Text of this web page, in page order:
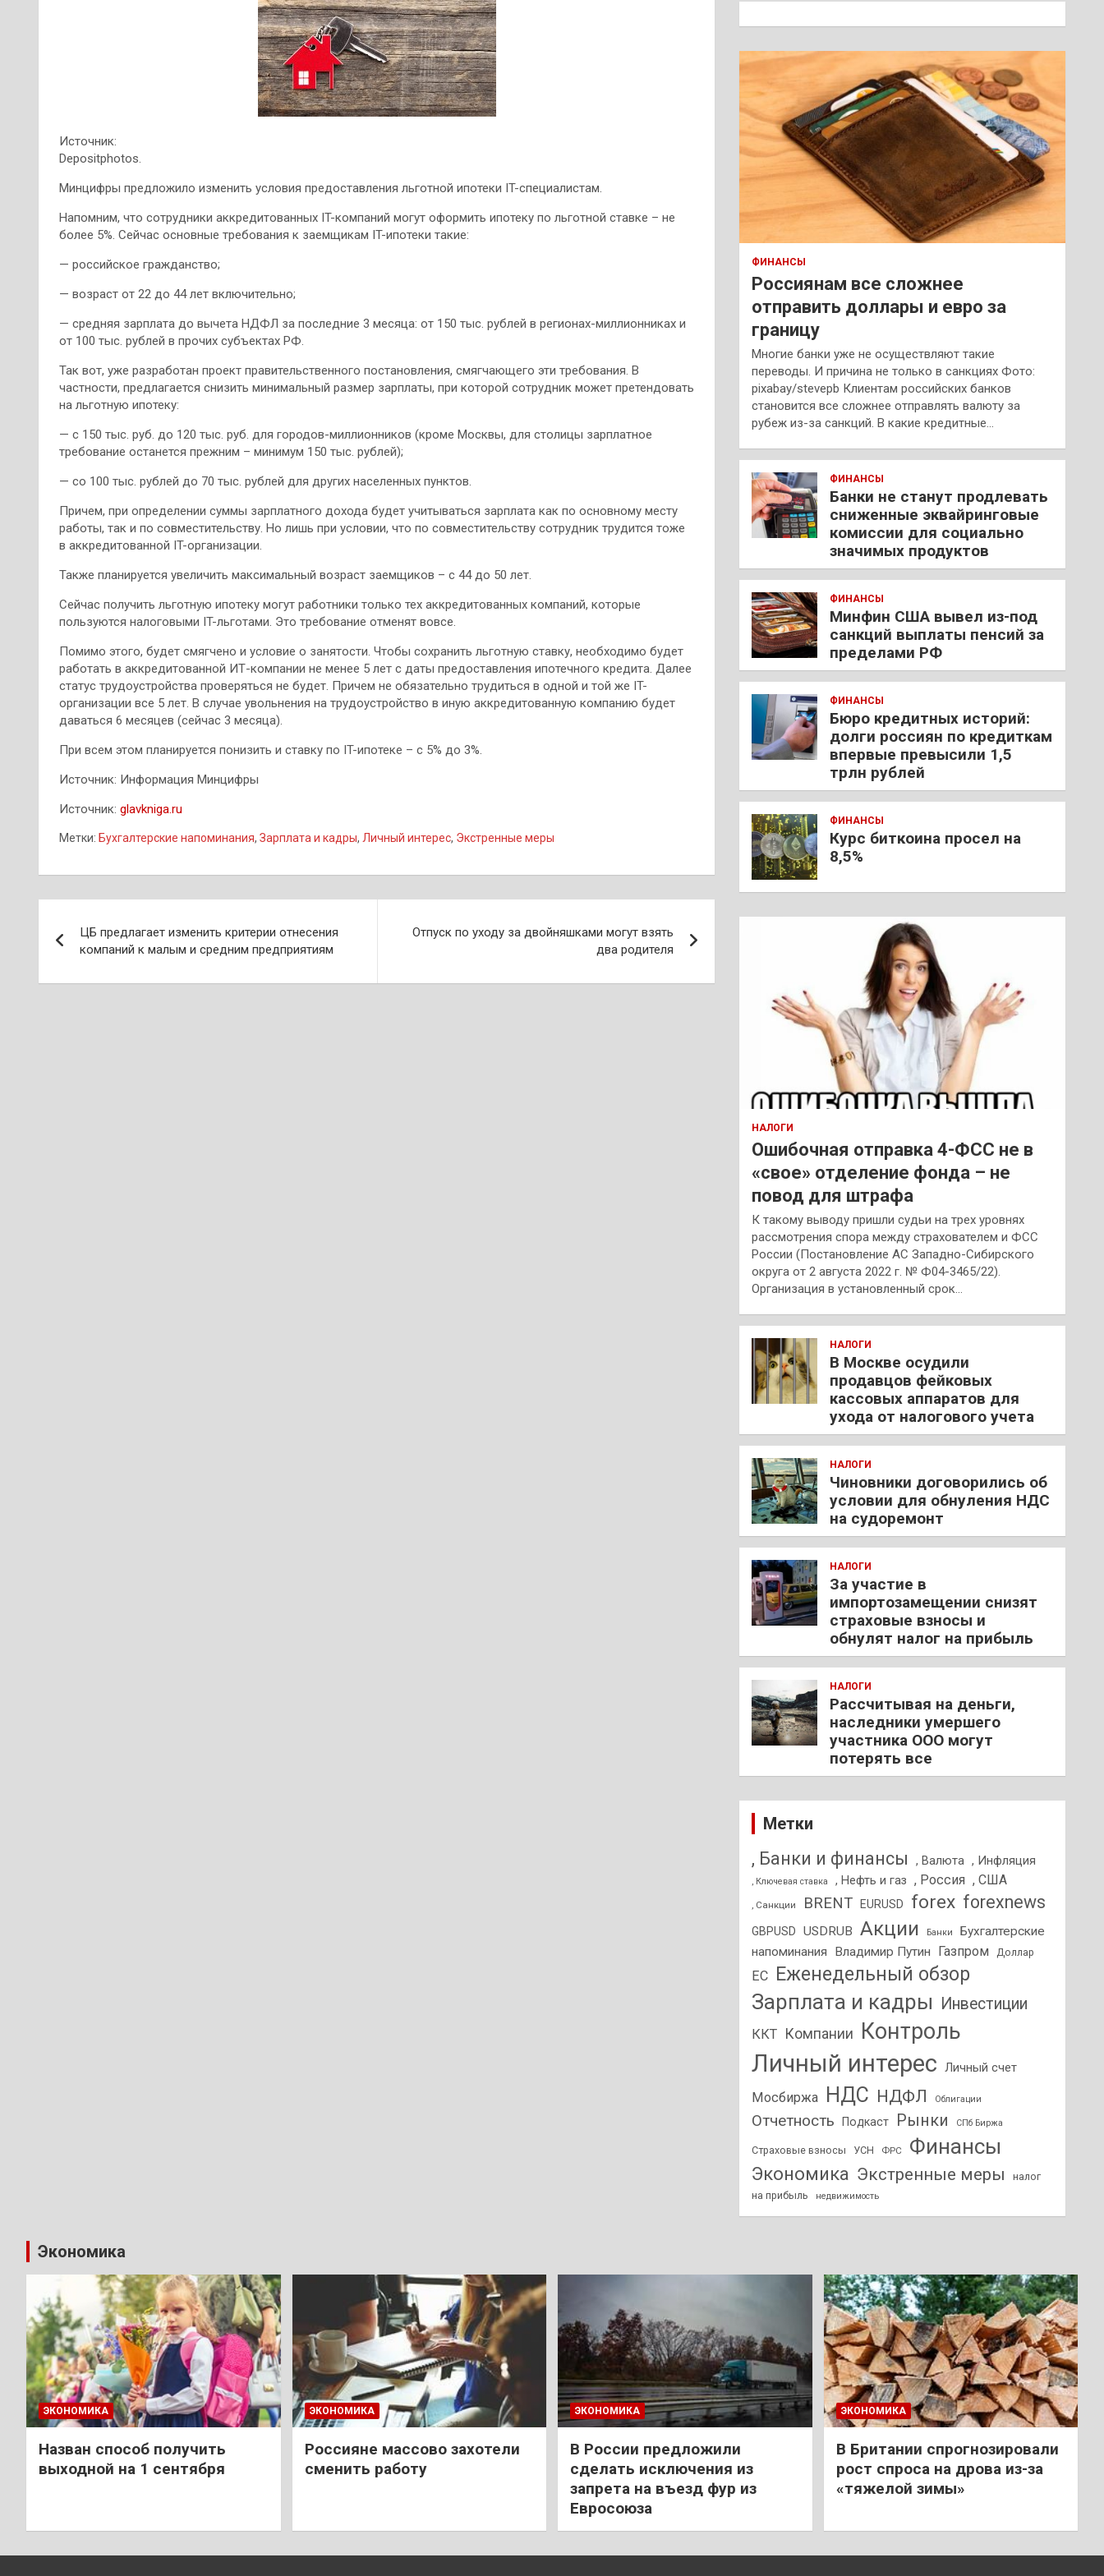
Источник:
Depositphotos.
Минцифры предложило изменить условия предоставления льготной ипотеки IT-специалистам.
Напомним, что сотрудники аккредитованных IT-компаний могут оформить ипотеку по льготной ставке – не
более 5%. Сейчас основные требования к заемщикам IT-ипотеки такие:
— российское гражданство;
— возраст от 22 до 44 лет включительно;
— средняя зарплата до вычета НДФЛ за последние 3 месяца: от 150 тыс. рублей в регионах-миллионниках и
от 100 тыс. рублей в прочих субъектах РФ.
Так вот, уже разработан проект правительственного постановления, смягчающего эти требования. В
частности, предлагается снизить минимальный размер зарплаты, при которой сотрудник может претендовать
на льготную ипотеку:
— с 150 тыс. руб. до 120 тыс. руб. для городов-миллионников (кроме Москвы, для столицы зарплатное
требование останется прежним – минимум 150 тыс. рублей);
— со 100 тыс. рублей до 70 тыс. рублей для других населенных пунктов.
Причем, при определении суммы зарплатного дохода будет учитываться зарплата как по основному месту
работы, так и по совместительству. Но лишь при условии, что по совместительству сотрудник трудится тоже
в аккредитованной IT-организации.
Также планируется увеличить максимальный возраст заемщиков – с 44 до 50 лет.
Сейчас получить льготную ипотеку могут работники только тех аккредитованных компаний, которые
пользуются налоговыми IT-льготами. Это требование отменят вовсе.
Помимо этого, будет смягчено и условие о занятости. Чтобы сохранить льготную ставку, необходимо будет
работать в аккредитованной ИТ-компании не менее 5 лет с даты предоставления ипотечного кредита. Далее
статус трудоустройства проверяться не будет. Причем не обязательно трудиться в одной и той же IT-
организации все 5 лет. В случае увольнения на трудоустройство в иную аккредитованную компанию будет
даваться 6 месяцев (сейчас 3 месяца).
При всем этом планируется понизить и ставку по IT-ипотеке – с 5% до 3%.
Источник: Информация Минцифры
Источник: glavkniga.ru
Метки: Бухгалтерские напоминания, Зарплата и кадры, Личный интерес, Экстренные меры
по
записям
ЦБ предлагает изменить критерии отнесения
компаний к малым и средним предприятиям
Отпуск по уходу за двойняшками могут взять
два родителя
к
ФИНАНСЫ
Россиянам все сложнее
отправить доллары и евро за
границу
Многие банки уже не осуществляют такие
переводы. И причина не только в санкциях Фото:
pixabay/stevepb Клиентам российских банков
становится все сложнее отправлять валюту за
рубеж из-за санкций. В какие кредитные…
ФИНАНСЫ
Банки не станут продлевать
сниженные эквайринговые
комиссии для социально
значимых продуктов
ФИНАНСЫ
Минфин США вывел из-под
санкций выплаты пенсий за
пределами РФ
ФИНАНСЫ
Бюро кредитных историй:
долги россиян по кредиткам
впервые превысили 1,5
трлн рублей
ФИНАНСЫ
Курс биткоина просел на
8,5%
НАЛОГИ
Ошибочная отправка 4-ФСС не в
«свое» отделение фонда – не
повод для штрафа
К такому выводу пришли судьи на трех уровнях
рассмотрения спора между страхователем и ФСС
России (Постановление АС Западно-Сибирского
округа от 2 августа 2022 г. № Ф04-3465/22).
Организация в установленный срок…
НАЛОГИ
В Москве осудили
продавцов фейковых
кассовых аппаратов для
ухода от налогового учета
НАЛОГИ
Чиновники договорились об
условии для обнуления НДС
на судоремонт
НАЛОГИ
За участие в
импортозамещении снизят
страховые взносы и
обнулят налог на прибыль
НАЛОГИ
Рассчитывая на деньги,
наследники умершего
участника ООО могут
потерять все
Метки
, Банки и финансы , Валюта , Инфляция
, Ключевая ставка , Нефть и газ , Россия , США
, Санкции BRENT EURUSD forex forexnews
GBPUSD USDRUB Акции Банки
Бухгалтерские
напоминания
Владимир Путин Газпром Доллар
ЕС Еженедельный обзор
Зарплата и кадры Инвестиции
ККТ Компании Контроль
Личный интерес Личный счет
Мосбиржа НДС НДФЛ Облигации
Отчетность Подкаст Рынки СПб Биржа
Страховые взносы УСН ФРС Финансы
Экономика Экстренные меры
налог
на прибыль
недвижимость
Экономика
ЭКОНОМИКА
Назван способ получить
выходной на 1 сентября
ЭКОНОМИКА
Россияне массово захотели
сменить работу
ЭКОНОМИКА
В России предложили
сделать исключения из
запрета на въезд фур из
Евросоюза
ЭКОНОМИКА
В Британии спрогнозировали
рост спроса на дрова из-за
«тяжелой зимы»